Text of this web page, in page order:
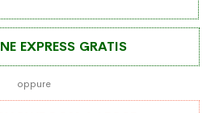
EXPRESS GRATIS
oppure